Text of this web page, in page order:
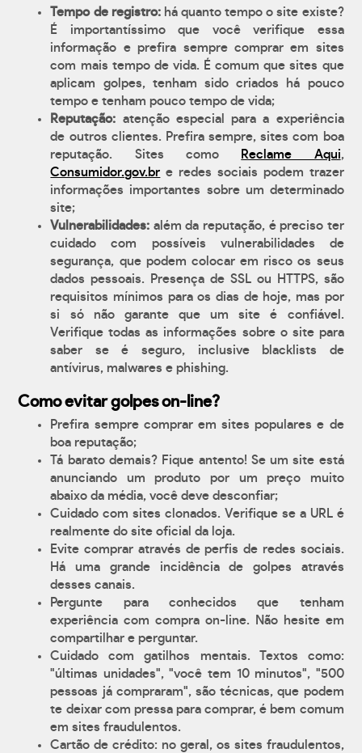
Tempo de registro:há quanto tempo o site existe?
É importantíssimo que você verifique essa
informação e prefira sempre comprar em sites
com mais tempo de vida. É comum que sites que
aplicam golpes, tenham sido criados há pouco
tempo e tenham pouco tempo de vida;
Reputação: atenção especial para a experiência
de outros clientes. Prefira sempre, sites com boa
reputação. Sites como
Reclame Aqui,
Consumidor.gov.br e redes sociais podem trazer
informações importantes sobre um determinado
site;
Vulnerabilidades: além da reputação, é preciso ter
cuidado com possíveis vulnerabilidades de
segurança, que podem colocar em risco os seus
dados pessoais. Presença de SSL ou HTTPS, são
requisitos mínimos para os dias de hoje, mas por
si só não garante que um site é confiável.
Verifique todas as informações sobre o site para
saber se é seguro, inclusive blacklists de
antívirus, malwares e phishing.
Como evitar golpes on-line?
Prefira sempre comprar em sites populares e de
boa reputação;
Tá barato demais? Fique antento! Se um site está
anunciando um produto por um preço muito
abaixo da média, você deve desconfiar;
Cuidado com sites clonados. Verifique se a URL é
realmente do site oficial da loja.
Evite comprar através de perfis de redes sociais.
Há uma grande incidência de golpes através
desses canais.
Pergunte para conhecidos que tenham
experiência com compra on-line. Não hesite em
compartilhar e perguntar.
Cuidado com gatilhos mentais. Textos como:
"últimas unidades", "você tem 10 minutos", "500
pessoas já compraram", são técnicas, que podem
te deixar com pressa para comprar, é bem comum
em sites fraudulentos.
Cartão de crédito: no geral, os sites fraudulentos,